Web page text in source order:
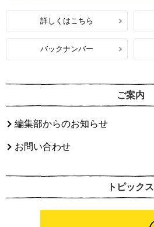
詳しくはこちら
バックナンバー
ご案内
編集部からのお知らせ
お問い合わせ
トピックス